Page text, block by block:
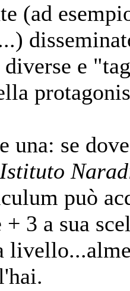
(ad
e
una: se
può
3 a sua